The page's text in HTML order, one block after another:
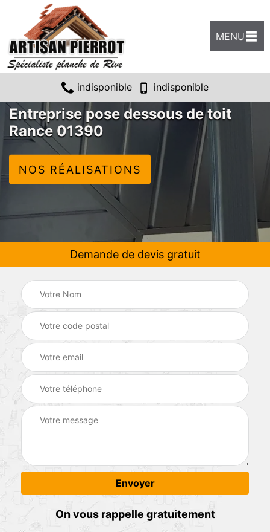
MENU
indisponible indisponible
Entreprise pose dessous de toit
Rance 01390
NOS RÉALISATIONS
Demande de devis gratuit
On vous rappelle gratuitement